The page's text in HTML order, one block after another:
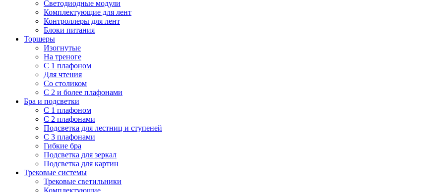
Светодиодные модули
Комплектующие для лент
Контроллеры для лент
Блоки питания
Торшеры
Изогнутые
На треноге
С 1 плафоном
Для чтения
Со столиком
С 2 и более плафонами
Бра и подсветки
С 1 плафоном
С 2 плафонами
Подсветка для лестниц и ступеней
С 3 плафонами
Гибкие бра
Подсветка для зеркал
Подсветка для картин
Трековые системы
Трековые светильники
Комплектующие